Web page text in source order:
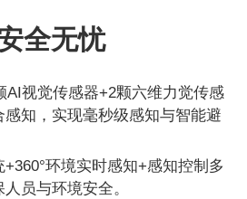
全无忧
AI视觉传感器+2颗六维力觉传感
知，实现毫秒级感知与智能避
环境实时感知+感知控制多
员与环境安全。